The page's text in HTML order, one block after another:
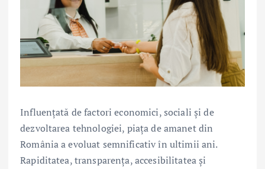
Influențată de factori economici, sociali și de
dezvoltarea tehnologiei, piața de amanet din
România a evoluat semnificativ în ultimii ani.
Rapiditatea, transparența, accesibilitatea și